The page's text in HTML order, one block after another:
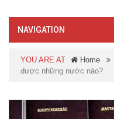
NAVIGATION
YOU ARE AT Home
được những nước nào?